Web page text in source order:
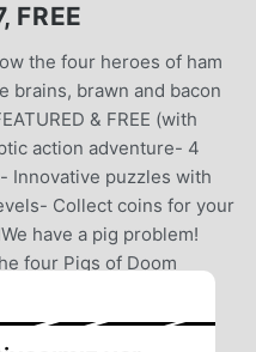
FREE
the four heroes of ham
brains, brawn and bacon
& FREE (with
action adventure- 4
Innovative puzzles with
Collect coins for your
have a pig problem!
four Pigs of Doom
in a distant future.
and the gates of